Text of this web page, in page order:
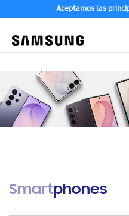
Aceptamos las
Smartphones